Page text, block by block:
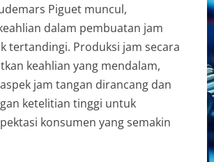
Piguet muncul,
dalam pembuatan jam
tertandingi. Produksi jam secara
keahlian yang mendalam,
jam tangan dirancang dan
ketelitian tinggi untuk
konsumen yang semakin